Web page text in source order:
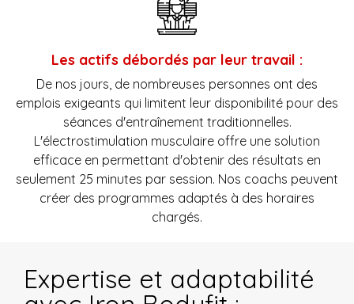
Les actifs débordés par leur travail :
De nos jours, de nombreuses personnes ont des
emplois exigeants qui limitent leur disponibilité pour des
séances d'entraînement traditionnelles.
L'électrostimulation musculaire offre une solution
efficace en permettant d'obtenir des résultats en
seulement 25 minutes par session. Nos coachs peuvent
créer des programmes adaptés à des horaires
chargés.
Expertise et adaptabilité